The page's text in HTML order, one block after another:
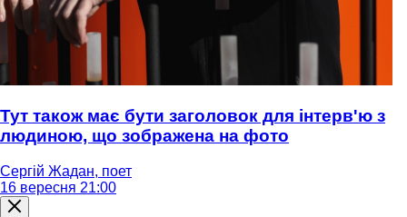
Тут також має бути заголовок для інтерв'ю з
людиною, що зображена на фото
Сергій Жадан, поет
16 вересня 21:00